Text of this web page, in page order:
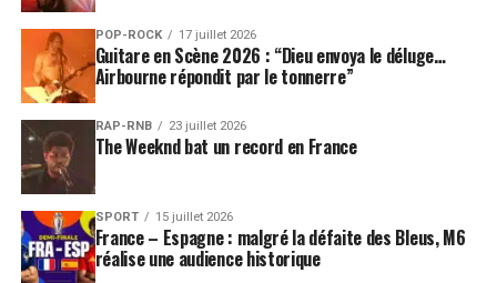
POP-ROCK 17 juillet 2026
Guitare en Scène 2026 : “Dieu envoya le déluge…
Airbourne répondit par le tonnerre”
RAP-RNB 23 juillet 2026
The Weeknd bat un record en France
SPORT 15 juillet 2026
France – Espagne : malgré la défaite des Bleus, M6
réalise une audience historique